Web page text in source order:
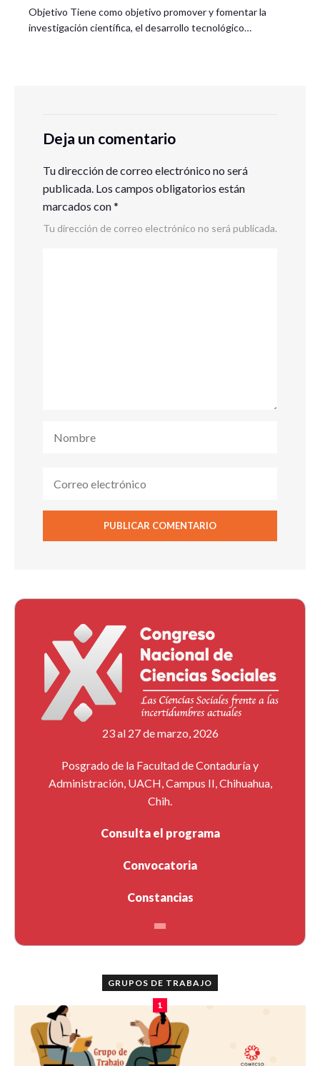
Objetivo Tiene como objetivo promover y fomentar la
investigación científica, el desarrollo tecnológico…
Deja un comentario
Tu dirección de correo electrónico no será
publicada. Los campos obligatorios están
marcados con*
Tu dirección de correo electrónico no será publicada.
23 al 27 de marzo, 2026
Posgrado de la Facultad de Contaduría y
Administración, UACH, Campus II, Chihuahua,
Chih.
Consulta el programa
Convocatoria
Constancias
GRUPOS DE TRABAJO
1